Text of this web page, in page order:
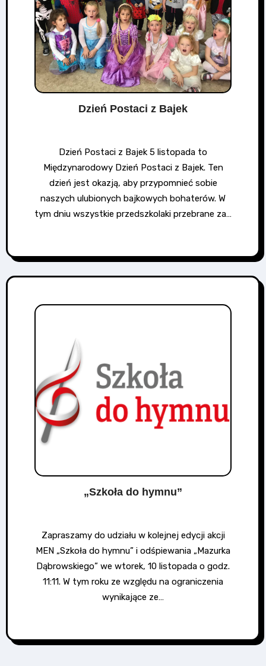
Dzień Postaci z Bajek
Dzień Postaci z Bajek 5 listopada to
Międzynarodowy Dzień Postaci z Bajek. Ten
dzień jest okazją, aby przypomnieć sobie
naszych ulubionych bajkowych bohaterów. W
tym dniu wszystkie przedszkolaki przebrane za…
„Szkoła do hymnu”
Zapraszamy do udziału w kolejnej edycji akcji
MEN „Szkoła do hymnu” i odśpiewania „Mazurka
Dąbrowskiego” we wtorek, 10 listopada o godz.
11:11. W tym roku ze względu na ograniczenia
wynikające ze…